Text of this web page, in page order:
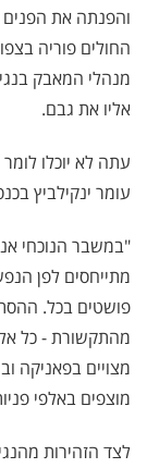
והפנתה את הפנים
החולים פוריה
מנהלי המאבק
אליו את גבם.
עתה לא יוכלו
עומר ינקילביץ
"במשבר הנוכחי
מתייחסים לפן
פושטים בכל.
מהתקשורת - כל
מצויים בפאניקה
מוצפים באלפי
לצד הזהירות